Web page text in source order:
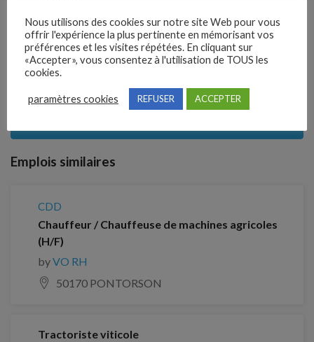
Partager !
Clôture des candidatures : 21 septembre 2026
Emplois similaires
CDD
Chauffeur / Chauffeuse de machines agricoles
(H/F)
byVO RH
50170 PONTORSON
Tractoriste viticole
Nous utilisons des cookies sur notre site Web pour vous
offrir l'expérience la plus pertinente en mémorisant vos
préférences et les visites répétées. En cliquant sur
«Accepter», vous consentez à l'utilisation de TOUS les
cookies.
paramètres cookies REFUSER ACCEPTER